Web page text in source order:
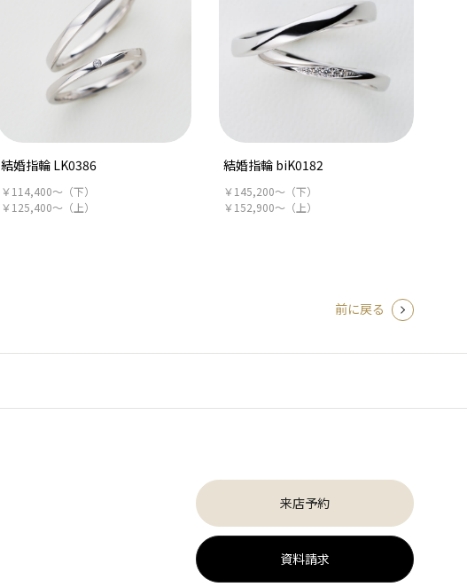
結婚指輪 LK0386
￥114,400～（下）
￥125,400～（上）
結婚指輪 biK0182
￥145,200～（下）
￥152,900～（上）
前に戻る
来店予約
資料請求